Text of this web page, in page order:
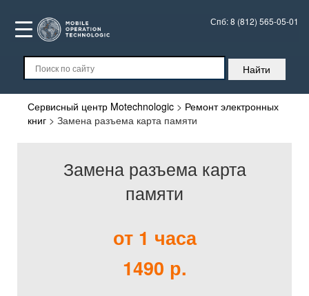
Спб:8 (812) 565-05-01
Сервисный центр Motechnologic > Ремонт электронных
книг > Замена разъема карта памяти
Замена разъема карта
памяти
от 1 часа
1490 р.